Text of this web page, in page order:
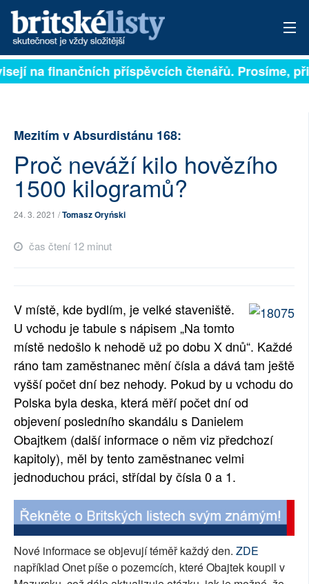
PŘIHLÁSIT
ARCHIV
ROZHOVORY
TÉMATA
SOCIÁLNÍ SÍTĚ
RUBRIKY
PLNÁ VERZE STRÁNEK
na finančních příspěvcích čtenářů. Prosíme,
Mezitím v Absurdistánu 168:
Proč neváží kilo hovězího
1500 kilogramů?
24. 3. 2021 /Tomasz Oryński
čas čtení 12 minut
V místě, kde bydlím, je velké staveniště.
U vchodu je tabule s nápisem „Na tomto
místě nedošlo k nehodě už po dobu X dnů“. Každé
ráno tam zaměstnanec mění čísla a dává tam ještě
vyšší počet dní bez nehody. Pokud by u vchodu do
Polska byla deska, která měří počet dní od
objevení posledního skandálu s Danielem
Obajtkem (další informace o něm viz předchozí
kapitoly), měl by tento zaměstnanec velmi
jednoduchou práci, střídal by čísla 0 a 1.
Nové informace se objevují téměř každý den. ZDE
například Onet píše o pozemcích, které Obajtek koupil v